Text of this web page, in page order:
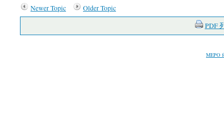
Newer Topic
Older Topic
PDF
MEPO